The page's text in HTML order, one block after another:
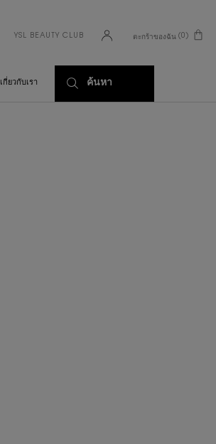
YSL BEAUTY CLUB ตะกร้าของฉัน 0
0 PRODUCT IN CART
เกี่ยวกับเรา ค้นหา